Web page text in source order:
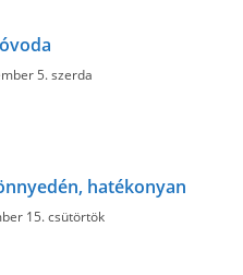
5. szerda
hatékonyan
15. csütörtök